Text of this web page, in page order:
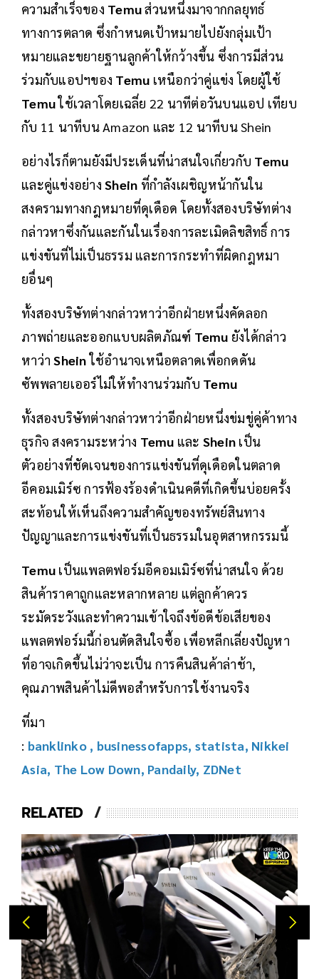
ความสำเร็จของ Temuส่วนหนึ่งมาจากกลยุทธ์
ทางการตลาด ซึ่งกำหนดเป้าหมายไปยังกลุ่มเป้า
หมายและขยายฐานลูกค้าให้กว้างขึ้น ซึ่งการมีส่วน
ร่วมกับแอปฯของ Temu เหนือกว่าคู่แข่ง โดยผู้ใช้
Temuใช้เวลาโดยเฉลี่ย 22 นาทีต่อวันบนแอป เทียบ
กับ 11 นาทีบน Amazon และ 12 นาทีบน Shein
อย่างไรก็ตามยังมีประเด็นที่น่าสนใจเกี่ยวกับ Temu
และคู่แข่งอย่าง Shein ที่กำลังเผชิญหน้ากันใน
สงครามทางกฎหมายที่ดุเดือด โดยทั้งสองบริษัทต่าง
กล่าวหาซึ่งกันและกันในเรื่องการละเมิดลิขสิทธิ์ การ
แข่งขันที่ไม่เป็นธรรม และการกระทำที่ผิดกฎหมา
ยอื่นๆ
ทั้งสองบริษัทต่างกล่าวหาว่าอีกฝ่ายหนึ่งคัดลอก
ภาพถ่ายและออกแบบผลิตภัณฑ์ Temu ยังได้กล่าว
หาว่าSheinใช้อำนาจเหนือตลาดเพื่อกดดัน
ซัพพลายเออร์ไม่ให้ทำงานร่วมกับ Temu
ทั้งสองบริษัทต่างกล่าวหาว่าอีกฝ่ายหนึ่งข่มขู่คู่ค้าทาง
ธุรกิจ สงครามระหว่าง Temu และ Shein เป็น
ตัวอย่างที่ชัดเจนของการแข่งขันที่ดุเดือดในตลาด
อีคอมเมิร์ซ การฟ้องร้องดำเนินคดีที่เกิดขึ้นบ่อยครั้ง
สะท้อนให้เห็นถึงความสำคัญของทรัพย์สินทาง
ปัญญาและการแข่งขันที่เป็นธรรมในอุตสาหกรรมนี้
Temu เป็นแพลตฟอร์มอีคอมเมิร์ซที่น่าสนใจ ด้วย
สินค้าราคาถูกและหลากหลาย แต่ลูกค้าควร
ระมัดระวังและทำความเข้าใจถึงข้อดีข้อเสียของ
แพลตฟอร์มนี้ก่อนตัดสินใจซื้อ เพื่อหลีกเลี่ยงปัญหา
ที่อาจเกิดขึ้นไม่ว่าจะเป็น การคืนสินค้าล่าช้า,
คุณภาพสินค้าไม่ดีพอสำหรับการใช้งานจริง
ที่มา
: banklinko, businessofapps, statista, Nikkei
Asia, The Low Down, Pandaily, ZDNet
RELATED